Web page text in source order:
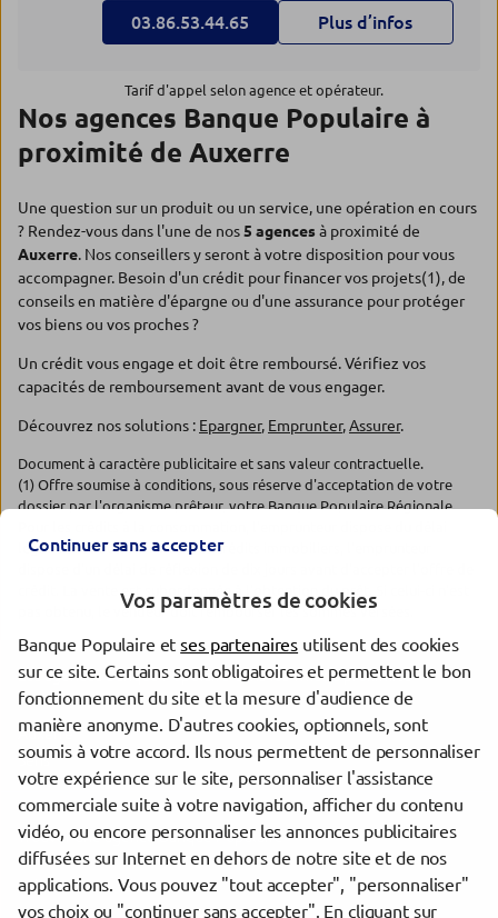
03.86.53.44.65 Plus d’infos
Tarif d'appel selon agence et opérateur.
Nos agences Banque Populaire à
proximité de Auxerre
Une question sur un produit ou un service, une opération en cours
? Rendez-vous dans l'une de nos5 agencesà proximité de
Auxerre. Nos conseillers y seront à votre disposition pour vous
accompagner. Besoin d'un crédit pour financer vos projets(1), de
conseils en matière d'épargne ou d'une assurance pour protéger
vos biens ou vos proches ?
Un crédit vous engage et doit être remboursé. Vérifiez vos
capacités de remboursement avant de vous engager.
Découvrez nos solutions : Epargner, Emprunter,Assurer.
Document à caractère publicitaire et sans valeur contractuelle.
(1) Offre soumise à conditions, sous réserve d'acceptation de votre
dossier par l'organisme prêteur, votre Banque Populaire Régionale.
légal de rétractation. Pour les crédits immobiliers, l'emprunteur
crédit. La vente est subordonnée à l'obtention du prêt. Si celui-ci n'est
pas obtenu, le vendeur doit rembourser les sommes versées.
Les agences Banque Populaire dans les villes à proximité
Auxerre
Sens
Trouver une agence Banque Populaire
Yonne
Auxerre
Continuer sans accepter
Vos paramètres de cookies
Banque Populaire etses partenaires utilisent des cookies
sur ce site. Certains sont obligatoires et permettent le bon
fonctionnement du site et la mesure d'audience de
manière anonyme. D'autres cookies, optionnels, sont
soumis à votre accord. Ils nous permettent de personnaliser
votre expérience sur le site, personnaliser l'assistance
commerciale suite à votre navigation, afficher du contenu
vidéo, ou encore personnaliser les annonces publicitaires
diffusées sur Internet en dehors de notre site et de nos
applications. Vous pouvez "tout accepter", "personnaliser"
vos choix ou "continuer sans accepter". En cliquant sur